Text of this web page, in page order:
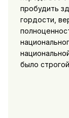
пробудить
гордости,
было